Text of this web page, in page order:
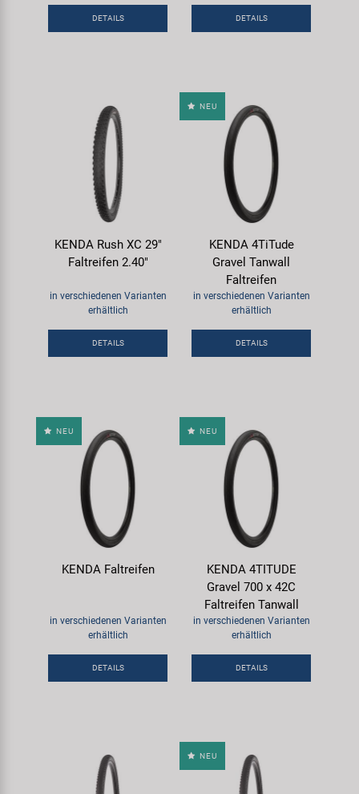
DETAILS DETAILS
KENDA Rush XC 29"
Faltreifen 2.40"
in verschiedenen Varianten
erhältlich
DETAILS
NEU
KENDA 4TiTude
Gravel Tanwall
Faltreifen
in verschiedenen Varianten
erhältlich
DETAILS
NEU
KENDA Faltreifen
in verschiedenen Varianten
erhältlich
DETAILS
NEU
KENDA 4TITUDE
Gravel 700 x 42C
Faltreifen Tanwall
in verschiedenen Varianten
erhältlich
DETAILS
NEU